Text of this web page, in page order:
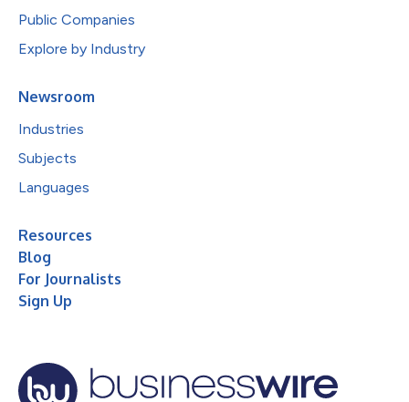
Public Companies
Explore by Industry
Newsroom
Industries
Subjects
Languages
Resources
Blog
For Journalists
Sign Up